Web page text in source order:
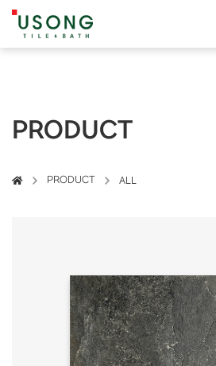
유송타일 & 바스
PRODUCT
PRODUCT ALL